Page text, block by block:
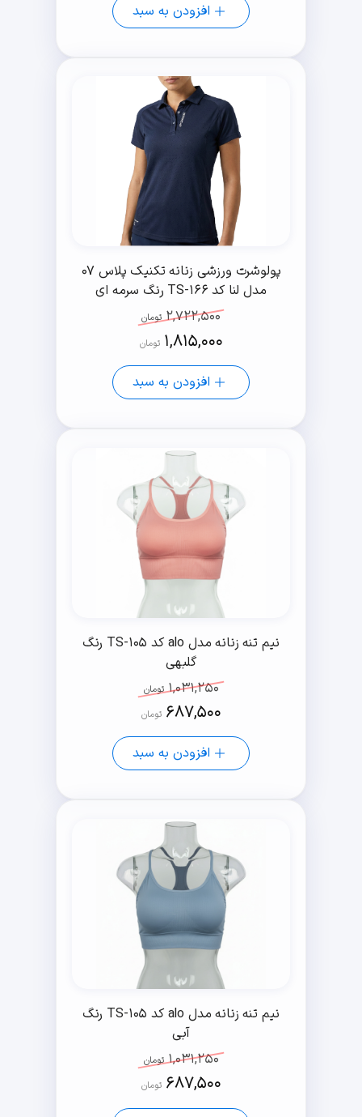
افزودن به سبد
پولوشرت ورزشی زنانه تکنیک پلاس 07
مدل لنا کد TS-166 رنگ سرمه ای
2,722,500 تومان
1,815,000 تومان
افزودن به سبد
نیم تنه زنانه مدل alo کد TS-105 رنگ
گلبهی
1,031,250 تومان
687,500 تومان
افزودن به سبد
نیم تنه زنانه مدل alo کد TS-105 رنگ
آبی
1,031,250 تومان
687,500 تومان